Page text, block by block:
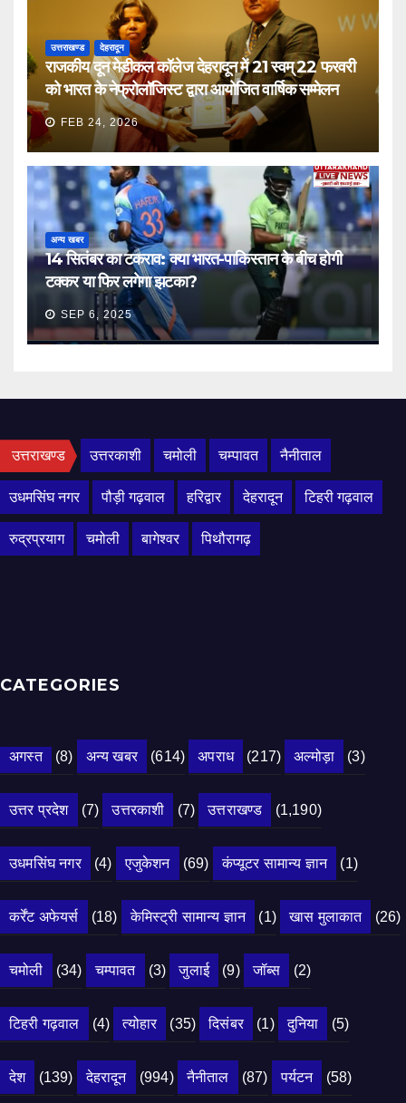
उत्तराखण्ड देहरादून
राजकीय दून मेडीकल कॉलेज देहरादून में 21 स्वम् 22 फरवरी
को भारत के नेफ्रोलॉजिस्ट द्वारा आयोजित वार्षिक सम्मेलन
FEB 24, 2026
अन्य खबर
14 सितंबर का टकराव: क्या भारत-पाकिस्तान के बीच होगी
टक्कर या फिर लगेगा झटका?
SEP 6, 2025
उत्तराखण्ड उत्तरकाशी चमोली चम्पावत नैनीताल
उधमसिंघ नगर पौड़ी गढ़वाल हरिद्वार देहरादून टिहरी गढ़वाल
रुद्रप्रयाग चमोली बागेश्वर पिथौरागढ़
CATEGORIES
अगस्त (8) अन्य खबर (614) अपराध (217) अल्मोड़ा (3)
उत्तर प्रदेश (7) उत्तरकाशी (7) उत्तराखण्ड (1,190)
उधमसिंघ नगर (4) एजुकेशन (69) कंप्यूटर सामान्य ज्ञान (1)
कर्रेंट अफेयर्स (18) केमिस्ट्री सामान्य ज्ञान (1) खास मुलाकात (26)
चमोली (34) चम्पावत (3) जुलाई (9) जॉब्स (2)
टिहरी गढ़वाल (4) त्योहार (35) दिसंबर (1) दुनिया (5)
देश (139) देहरादून (994) नैनीताल (87) पर्यटन (58)